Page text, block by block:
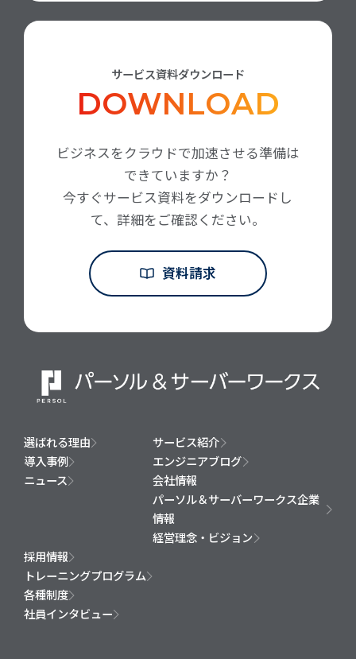
サービス資料ダウンロード
DOWNLOAD
ビジネスをクラウドで加速させる準備は
できていますか？
今すぐサービス資料をダウンロードし
て、詳細をご確認ください。
資料請求
選ばれる理由
サービス紹介
導入事例
エンジニアブログ
ニュース
会社情報
パーソル＆サーバーワークス企業
情報
経営理念・ビジョン
採用情報
トレーニングプログラム
各種制度
社員インタビュー